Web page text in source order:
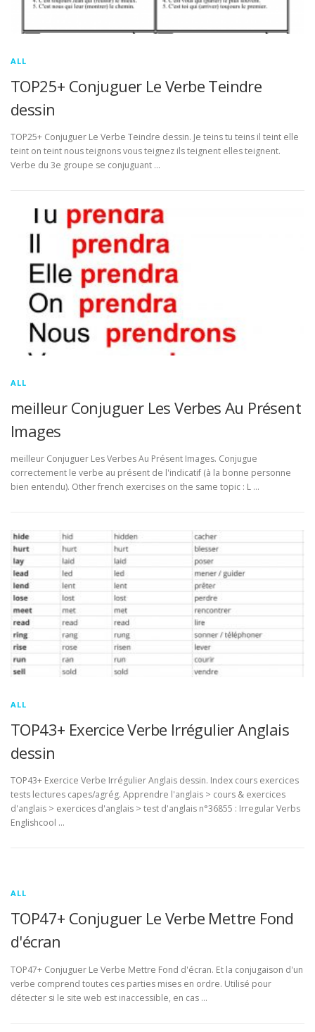
ALL
TOP25+ Conjuguer Le Verbe Teindre
dessin
TOP25+ Conjuguer Le Verbe Teindre dessin. Je teins tu teins il teint elle
teint on teint nous teignons vous teignez ils teignent elles teignent.
Verbe du 3e groupe se conjuguant …
ALL
meilleur Conjuguer Les Verbes Au Présent
Images
meilleur Conjuguer Les Verbes Au Présent Images. Conjugue
correctement le verbe au présent de l'indicatif (à la bonne personne
bien entendu). Other french exercises on the same topic : L …
ALL
TOP43+ Exercice Verbe Irrégulier Anglais
dessin
TOP43+ Exercice Verbe Irrégulier Anglais dessin. Index cours exercices
tests lectures capes/agrég. Apprendre l'anglais > cours & exercices
d'anglais > exercices d'anglais > test d'anglais n°36855 : Irregular Verbs
Englishcool …
ALL
TOP47+ Conjuguer Le Verbe Mettre Fond
d'écran
TOP47+ Conjuguer Le Verbe Mettre Fond d'écran. Et la conjugaison d'un
verbe comprend toutes ces parties mises en ordre. Utilisé pour
détecter si le site web est inaccessible, en cas …